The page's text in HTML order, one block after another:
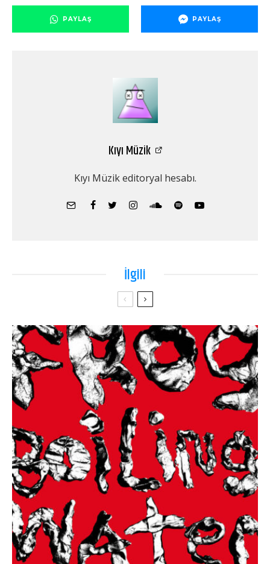
PAYLAŞ PAYLAŞ
Kıyı Müzik
Kıyı Müzik editoryal hesabı.
İlgili